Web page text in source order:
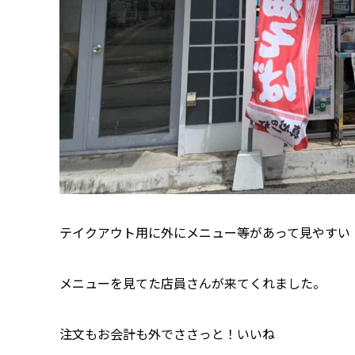
テイクアウト用に外にメニュー等があって見やすい
メニューを見てた店員さんが来てくれました。
注文もお会計も外でささっと！いいね